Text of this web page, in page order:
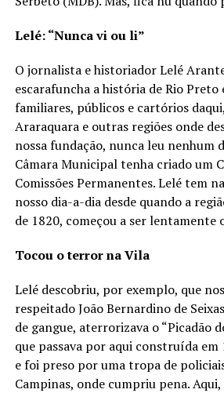
Lelé: “Nunca vi ou li”
O jornalista e historiador Lelé
escarafuncha a história de Rio Preto
familiares, públicos e cartórios
Araraquara e outras regiões onde
nossa fundação, nunca leu nenhum
Câmara Municipal tenha criado um
Comissões Permanentes. Lelé tem
nosso dia-a-dia desde quando a
de 1820, começou a ser lentamente
Tocou o terror na Vila
Lelé descobriu, por exemplo, que
respeitado João Bernardino de
de gangue, aterrorizava o “Picadão
que passava por aqui construída
e foi preso por uma tropa de
Campinas, onde cumpriu pena.